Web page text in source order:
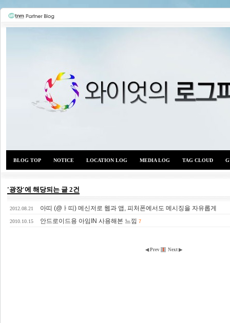
와이
BLOG TOP NOTICE LOCATION LOG MEDIA LOG TAG CLOUD
'광장'에 해당되는 글 2건
2012.08.21 아띠 (@ㅏ띠) 메신저로 웹과 앱, 피처폰에서도 메시징을 자유롭게
2010.10.15 안드로이드용 아임IN 사용해본 느낌 7
◀ Prev 1 Next ▶